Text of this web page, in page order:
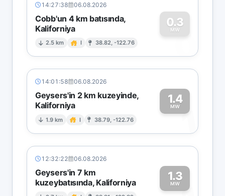
14:27:38 06.08.2026
Cobb'un 4 km batısında,
Kaliforniya
2.5 km I 38.82, -122.76
0.3
MW
0
14:01:58 06.08.2026
Geysers'in 2 km kuzeyinde,
Kaliforniya
1.9 km I 38.79, -122.76
1.4
MW1
12:32:22 06.08.2026
Geysers'in 7 km
kuzeybatısında, Kaliforniya
1.3
MW